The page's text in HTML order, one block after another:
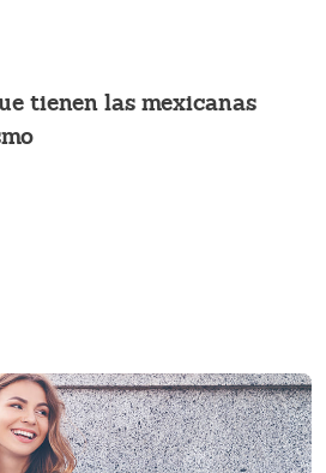
tienen las mexicanas